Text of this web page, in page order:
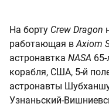
На борту Crew Dragon
работающая вAxiom
астронавтка NASA
корабля, США, 5-й
астронавты
Узнаньский-